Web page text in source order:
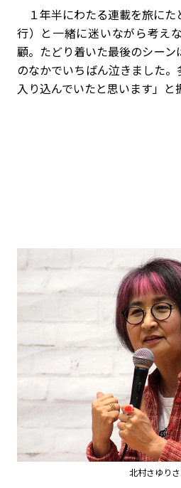
１年半にわたる連載を旅にた
行）と一緒に迷いながら考え
顧。たどり着いた最後のシー
のなかでいちばん泣きました
入り込んでいたと思います」と
北村さゆり